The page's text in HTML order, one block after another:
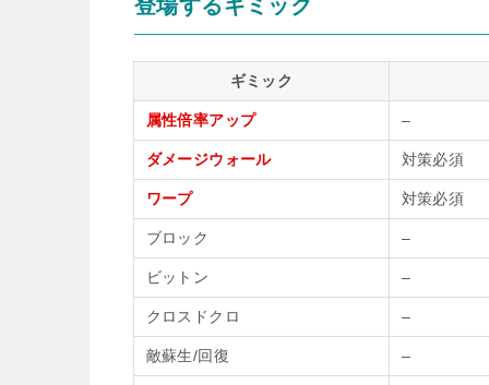
登場するギミック
ギミック
属性倍率アップ –
ダメージウォール 対策必須
ワープ 対策必須
ブロック –
ビットン –
クロスドクロ –
敵蘇生/回復 –